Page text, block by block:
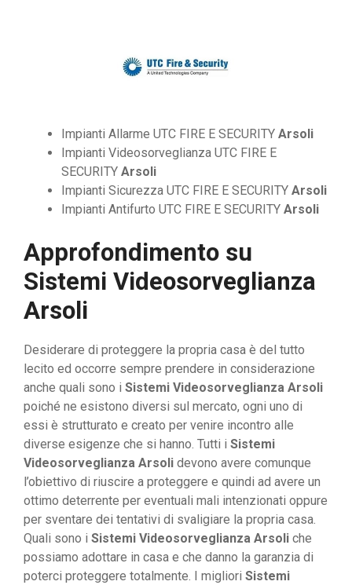
Impianti Allarme UTC FIRE E SECURITY Arsoli
Impianti Videosorveglianza UTC FIRE E
SECURITY Arsoli
Impianti Sicurezza UTC FIRE E SECURITY Arsoli
Impianti Antifurto UTC FIRE E SECURITY Arsoli
Approfondimento su
Sistemi Videosorveglianza
Arsoli
Desiderare di proteggere la propria casa è del tutto
lecito ed occorre sempre prendere in considerazione
anche quali sono i Sistemi Videosorveglianza Arsoli
poiché ne esistono diversi sul mercato, ogni uno di
essi è strutturato e creato per venire incontro alle
diverse esigenze che si hanno. Tutti i Sistemi
Videosorveglianza Arsoli devono avere comunque
l’obiettivo di riuscire a proteggere e quindi ad avere un
ottimo deterrente per eventuali mali intenzionati oppure
per sventare dei tentativi di svaligiare la propria casa.
Quali sono i Sistemi Videosorveglianza Arsoli che
possiamo adottare in casa e che danno la garanzia di
poterci proteggere totalmente. I migliori Sistemi